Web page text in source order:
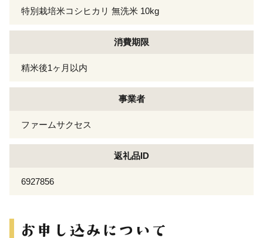
特別栽培米コシヒカリ 無洗米 10kg
消費期限
精米後1ヶ月以内
事業者
ファームサクセス
返礼品ID
6927856